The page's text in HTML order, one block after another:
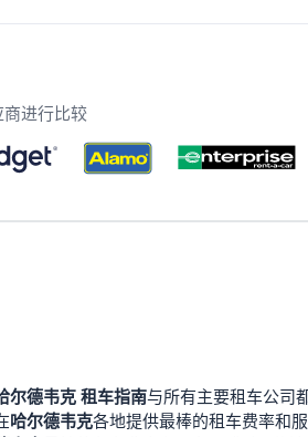
进行比较
尔德韦克租车指南与所有主要租车公司
哈尔德韦克各地提供最棒的租车费率和